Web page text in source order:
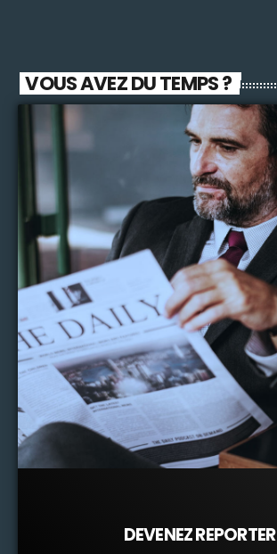
VOUS AVEZ DU TEMPS ?
DEVENEZ REPORTER